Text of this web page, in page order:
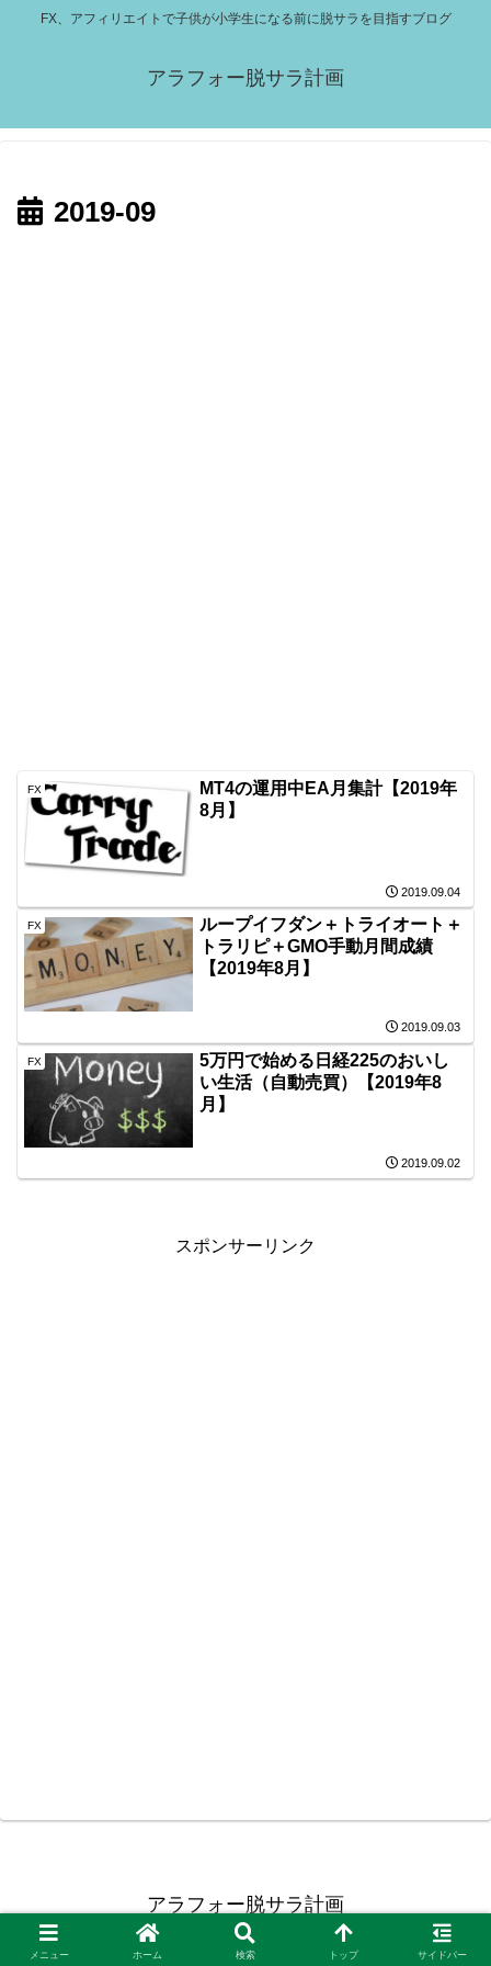
FX、アフィリエイトで子供が小学生になる前に脱サラを目指すブログ
アラフォー脱サラ計画
2019-09
FX
MT4の運用中EA月集計【2019年
8月】
2019.09.04
FX
ループイフダン＋トライオート＋
トラリピ＋GMO手動月間成績
【2019年8月】
2019.09.03
FX
5万円で始める日経225のおいし
い生活（自動売買）【2019年8
月】
2019.09.02
スポンサーリンク
アラフォー脱サラ計画
Copyright © 2015-2026 アラフォー脱サラ計画 All Rights Reserved.
メニュー ホーム 検索 トップ サイドバー